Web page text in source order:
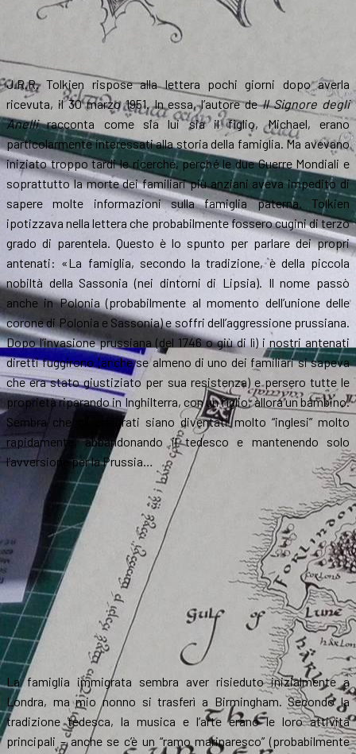
J.R.R. Tolkien rispose alla lettera pochi giorni dopo averla
ricevuta, il 30 marzo 1951. In essa, l’autore deIl Signore degli
Anelliracconta come sia lui sia il figlio, Michael, erano
particolarmente interessati alla storia della famiglia. Ma avevano
iniziato troppo tardi le ricerche, perché le due Guerre Mondiali e
soprattutto la morte dei familiari più anziani aveva impedito di
sapere molte informazioni sulla famiglia paterna. Tolkien
ipotizzava nella lettera che probabilmente fossero cugini di terzo
grado di parentela. Questo è lo spunto per parlare dei propri
antenati: «La famiglia, secondo la tradizione, è della piccola
nobiltà della Sassonia (nei dintorni di Lipsia). Il nome passò
anche in Polonia (probabilmente al momento dell’unione delle
corone di Polonia e Sassonia) e soffri dell’aggressione prussiana.
Dopo l’invasione prussiana (del 1746 o giù di lì) i nostri antenati
diretti fuggirono (anche se almeno di uno dei familiari si sapeva
che era stato giustiziato per sua resistenza) e persero tutte le
proprietà riparando in Inghilterra, con un figlio, allora un bambino.
Sembra che gli emigrati siano diventati molto “inglesi” molto
rapidamente, abbandonando il tedesco e mantenendo solo
l’avversione per la Prussia…
La famiglia immigrata sembra aver risieduto inizialmente a
Londra, ma mio nonno si trasferì a Birmingham. Secondo la
tradizione tedesca, la musica e l’arte erano le loro attività
principali – anche se c’è un “ramo marinaresco” (probabilmente